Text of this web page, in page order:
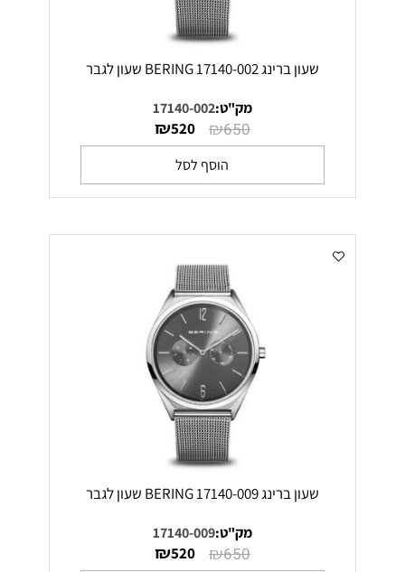
שעון ברינג 17140-002 BERING שעון לגבר
מק"ט:17140-002
₪650
₪520
הוסף לסל
שעון ברינג 17140-009 BERING שעון לגבר
מק"ט:17140-009
₪650
₪520